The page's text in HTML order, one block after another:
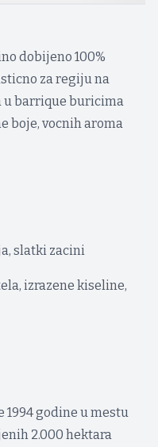
dobijeno 100%
za regiju na
u barrique buricima
boje, vocnih aroma
slatki zacini
izrazene kiseline,
godine u mestu
2.000 hektara